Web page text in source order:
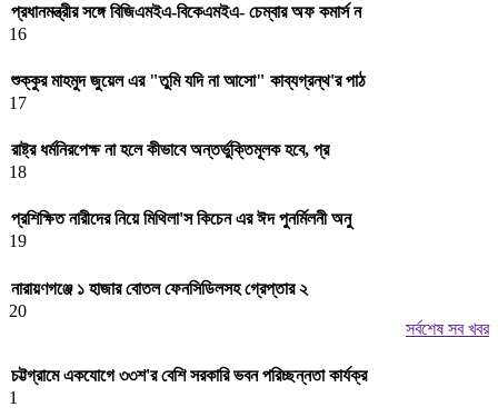
প্রধানমন্ত্রীর সঙ্গে বিজিএমইএ-বিকেএমইএ- চেম্বার অফ কমার্স ন
16
শুক্কুর মাহমুদ জুয়েল এর "তুমি যদি না আসো" কাব্যগ্রন্থ'র পাঠ
17
রাষ্ট্র ধর্মনিরপেক্ষ না হলে কীভাবে অন্তর্ভুক্তিমূলক হবে, প্র
18
প্রশিক্ষিত নারীদের নিয়ে মিথিলা'স কিচেন এর ঈদ পুনর্মিলনী অনু
19
নারায়ণগঞ্জে ১ হাজার বোতল ফেনসিডিলসহ গ্রেপ্তার ২
20
সর্বশেষ সব খবর
চট্টগ্রামে একযোগে ৩৩শ'র বেশি সরকারি ভবন পরিচ্ছন্নতা কার্যক্র
1